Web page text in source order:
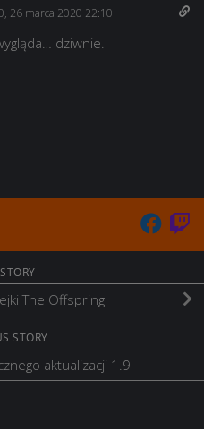
26 marca 2020 22:10
dziwnie.
The Offspring
STORY
aktualizacji 1.9